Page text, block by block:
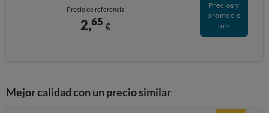
Precio de referencia
2,65 €
Precios y
promocio
nes
Mejor calidad con un precio similar